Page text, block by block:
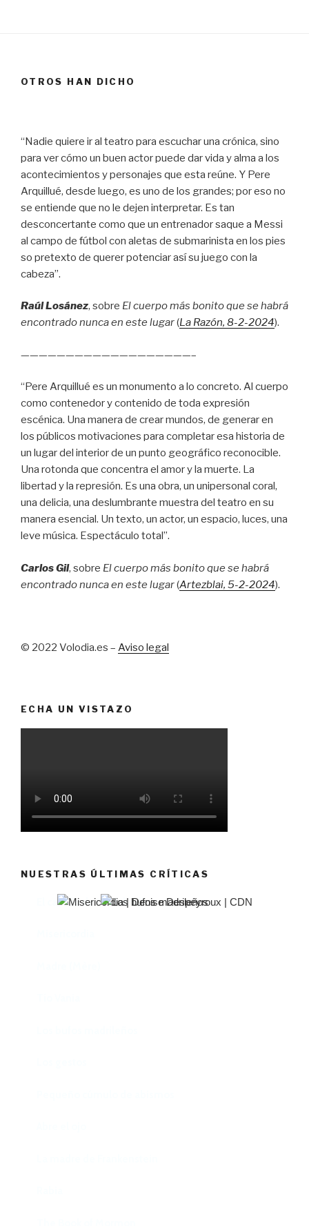
OTROS HAN DICHO
“Nadie quiere ir al teatro para escuchar una crónica, sino
para ver cómo un buen actor puede dar vida y alma a los
acontecimientos y personajes que esta reúne. Y Pere
Arquillué, desde luego, es uno de los grandes; por eso no
se entiende que no le dejen interpretar. Es tan
desconcertante como que un entrenador saque a Messi
al campo de fútbol con aletas de submarinista en los pies
so pretexto de querer potenciar así su juego con la
cabeza”.
Raúl Losánez, sobre El cuerpo más bonito que se habrá
encontrado nunca en este lugar(La Razón, 8-2-2024).
———————————————————–
“Pere Arquillué es un monumento a lo concreto. Al cuerpo
como contenedor y contenido de toda expresión
escénica. Una manera de crear mundos, de generar en
los públicos motivaciones para completar esa historia de
un lugar del interior de un punto geográfico reconocible.
Una rotonda que concentra el amor y la muerte. La
libertad y la represión. Es una obra, un unipersonal coral,
una delicia, una deslumbrante muestra del teatro en su
manera esencial. Un texto, un actor, un espacio, luces, una
leve música. Espectáculo total”.
Carlos Gil, sobre El cuerpo más bonito que se habrá
encontrado nunca en este lugar(Artezblai, 5-2-2024).
© 2022 Volodia.es – Aviso legal
ECHA UN VISTAZO
NUESTRAS ÚLTIMAS CRÍTICAS
El castillo de Lindabridis